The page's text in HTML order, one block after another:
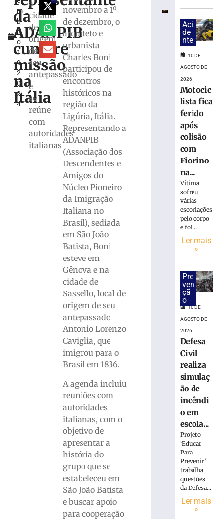
m
b
r
o
1
9,
2
0
2
4
da
ADANPIB
cumpre
missão
na
Itália
a
cidade
de
origem
de
seu
antepassado
e
se
reúne
com
autoridades
italianas
novembro a 1º
de dezembro, o
arquiteto e
urbanista
Charles Boni
participou de
encontros
históricos na
região da
Ligúria, Itália.
Representando a
ADANPIB
(Associação dos
Descendentes e
Amigos do
Núcleo Pioneiro
da Imigração
Italiana no
Brasil), sediada
em São João
Batista, Boni
esteve em
Gênova e na
cidade de
Sassello, local de
origem de seu
antepassado
Antonio Lorenzo
Caviglia, que
imigrou para o
Brasil em 1836.
A agenda incluiu
reuniões com
autoridades
italianas, com o
objetivo de
apresentar a
história do
grupo que se
estabeleceu em
São João Batista
e buscar apoio
para cooperação
após
submeter
próprios
filhos
maus-
tratos
agosto
mais
Trabalhador
morre
após
queda
telhado
serviço
Brusque
agosto
Homem
condenado
pagar
após
beijar
menina
Aci
de
nte
10 DE
AGOSTO DE
2026
Motocic
lista fica
ferido
após
colisão
com
Fiorino
na...
Vítima
sofreu
várias
escoriações
pelo corpo
e foi...
Ler mais
»
Pre
ven
çã
o
10 DE
AGOSTO DE
2026
Defesa
Civil
realiza
simulaç
ão de
incêndi
o em
escola...
Projeto
‘Educar
Para
Prevenir’
trabalha
questões
da Defesa...
Ler mais
»